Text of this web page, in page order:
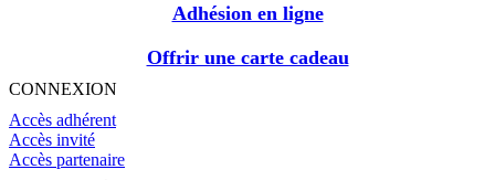
Adhésion en ligne
Offrir une carte cadeau
CONNEXION
Accès adhérent
Accès invité
Accès partenaire